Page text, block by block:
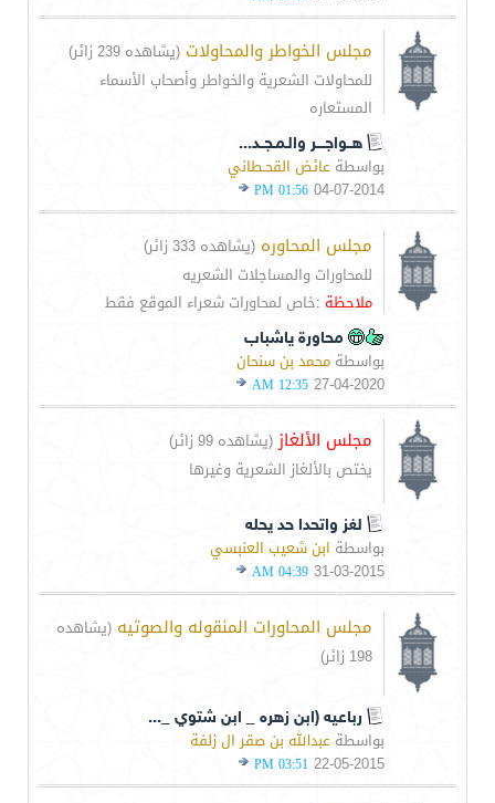
مجلس الخواطر والمحاولات (يشاهده 239 زائر)
للمحاولات الشعرية والخواطر وأصحاب الأسماء
المستعاره
هــواجــــر والـمـجــد...
بواسطة عائض القحـطاني
04-07-2014
01:56 PM
مجلس المحاوره (يشاهده 333 زائر)
للمحاورات والمساجلات الشعريه
ملاحظة :خاص لمحاورات شعراء الموقع فقط
محاورة ياشباب
بواسطة محمد بن سنحان
27-04-2020
12:35 AM
مجلس الألغاز (يشاهده 99 زائر)
يختص بالألغاز الشعرية وغيرها
لغز واتحدا حد يحله
بواسطة ابن شعيب العنبسي
31-03-2015
04:39 AM
مجلس المحاورات المنقوله والصوتيه (يشاهده
198 زائر)
رباعيه (ابن زهره _ ابن شتوي _...
بواسطة عبدالله بن صقر ال زلفة
22-05-2015
03:51 PM